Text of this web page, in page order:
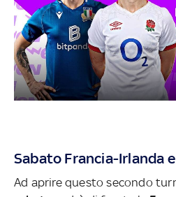
Sabato Francia-Irlanda
Ad aprire questo secondo